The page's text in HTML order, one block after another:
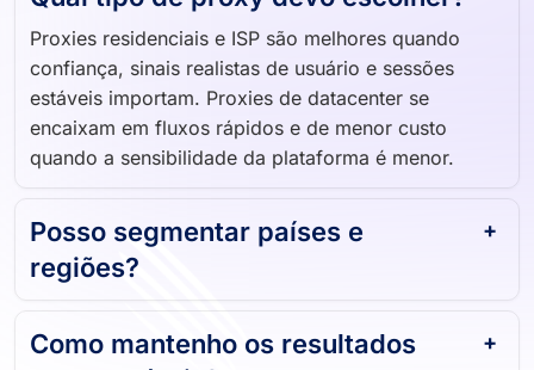
Proxies residenciais e ISP são melhores quando
confiança, sinais realistas de usuário e sessões
estáveis importam. Proxies de datacenter se
encaixam em fluxos rápidos e de menor custo
quando a sensibilidade da plataforma é menor.
Posso segmentar países e
regiões?
Como mantenho os resultados